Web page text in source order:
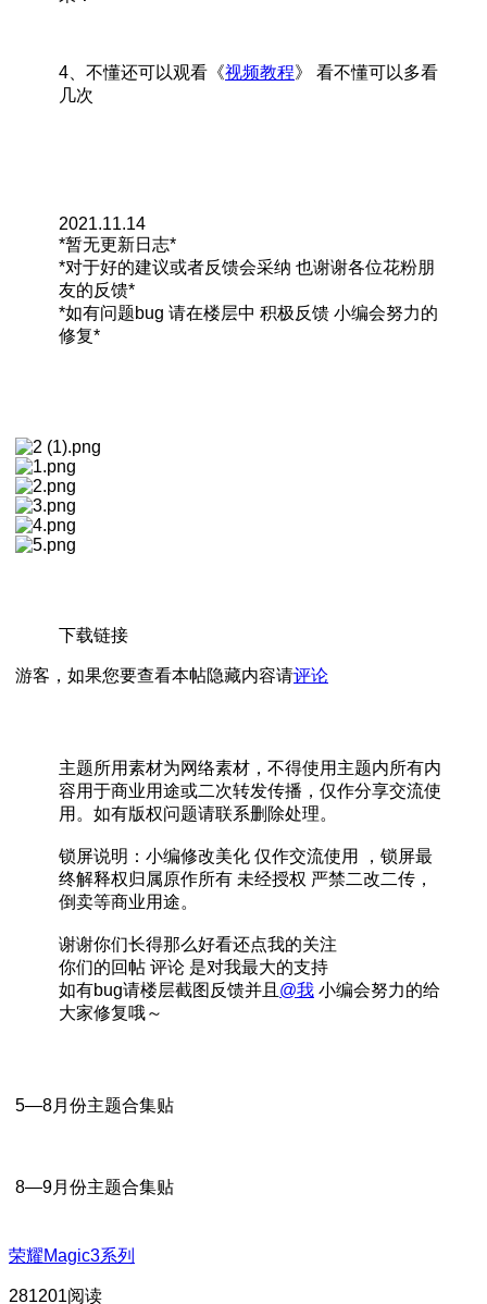
4、不懂还可以观看《视频教程》 看不懂可以多看
几次
2021.11.14
*暂无更新日志*
*对于好的建议或者反馈会采纳 也谢谢各位花粉朋
友的反馈*
*如有问题bug 请在楼层中 积极反馈 小编会努力的
修复*
下载链接
游客，如果您要查看本帖隐藏内容请评论
主题所用素材为网络素材，不得使用主题内所有内
容用于商业用途或二次转发传播，仅作分享交流使
用。如有版权问题请联系删除处理。
锁屏说明：小编修改美化 仅作交流使用 ，锁屏最
终解释权归属原作所有 未经授权 严禁二改二传，
倒卖等商业用途。
谢谢你们长得那么好看还点我的关注
你们的回帖 评论 是对我最大的支持
如有bug请楼层截图反馈并且 @我 小编会努力的给
大家修复哦～
5—8月份主题合集贴
8—9月份主题合集贴
荣耀Magic3系列
281201阅读